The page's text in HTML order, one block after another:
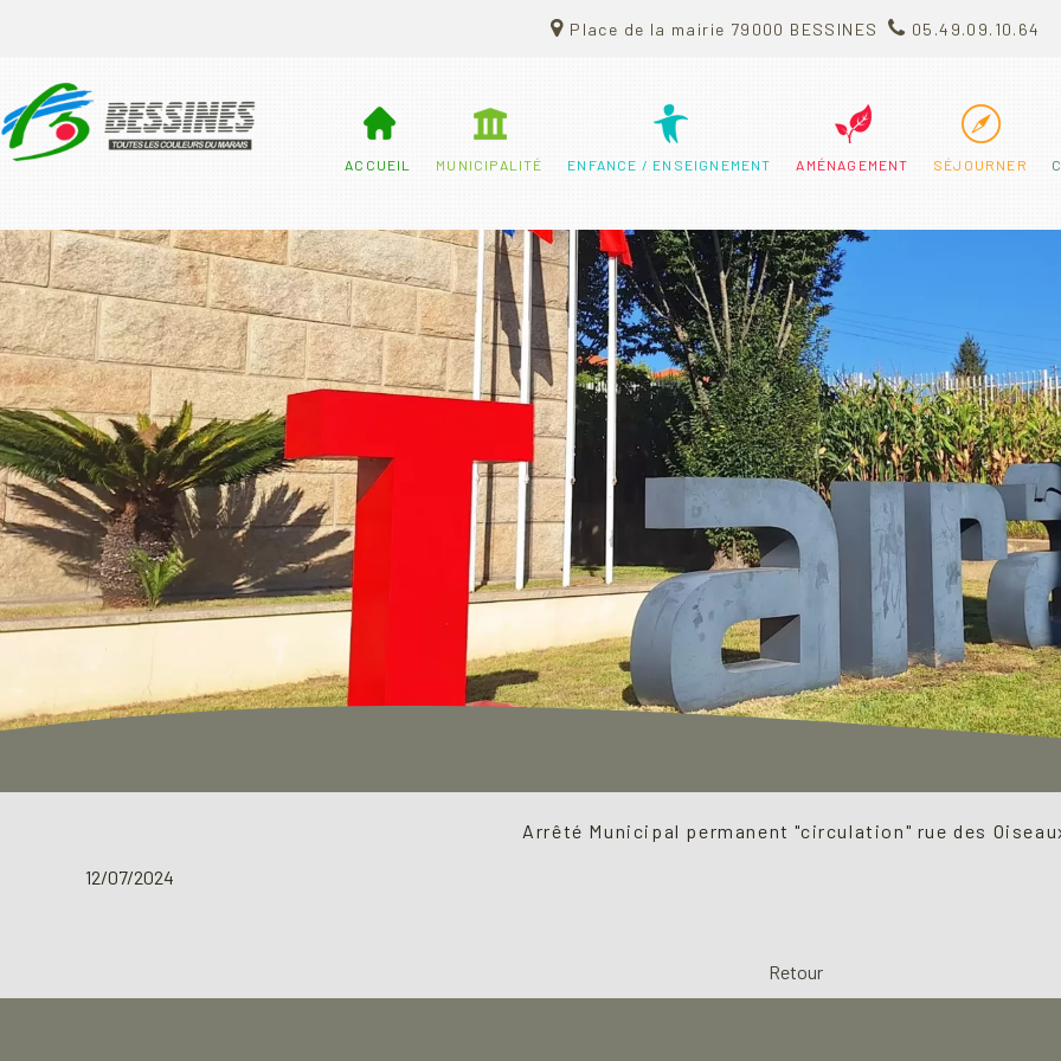
Place de la mairie 79000 BESSINES 05.49.09.10.64
ACCUEIL MUNICIPALITÉ ENFANCE / ENSEIGNEMENT AMÉNAGEMENT SÉJOURNER
Arrêté Municipal permanent "circulation" rue des
12/07/2024
Retour